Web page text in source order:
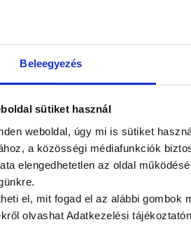
Beleegyezés
sütiket használ
weboldal, úgy mi is sütiket
a közösségi médiafunkciók
elengedhetetlen az oldal
el, mit fogad el az alábbi gombok
olvashat Adatkezelési
Budapest,
kleineren
mehr!